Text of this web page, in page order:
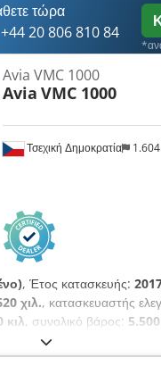
τώρα
+44 20 806 810 84
Τσεχική Δημοκρατία
Avia VMC 1000
Avia VMC 1000
, Έτος κατασκευής:
χιλ., κατασκευαστής
κιλ, συνολικό βάρος:
, αριθμός θέσεων στη
το 2017.